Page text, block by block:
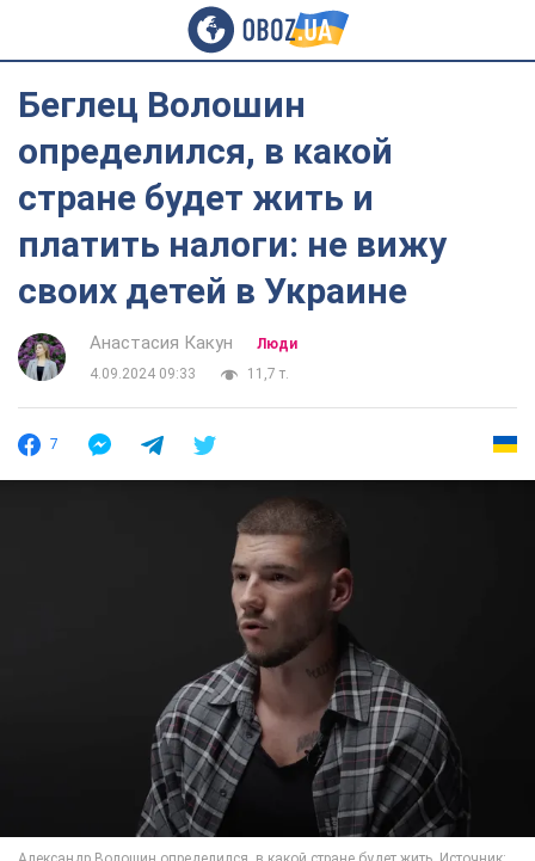
Беглец Волошин
определился, в какой
стране будет жить и
платить налоги: не вижу
своих детей в Украине
Анастасия Какун
Люди
4.09.2024 09:33
11,7 т.
7